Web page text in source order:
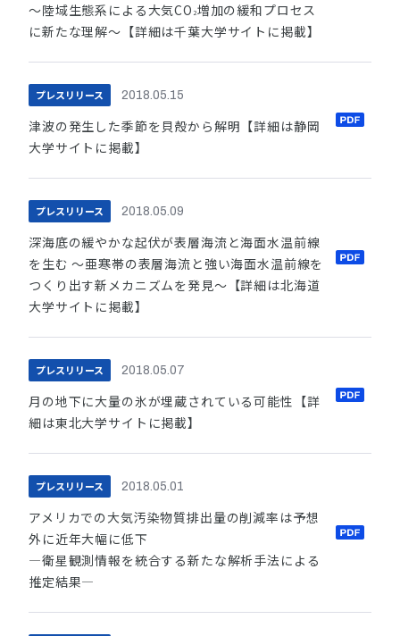
～陸域生態系による大気CO 2増加の緩和プロセス
に新たな理解～【詳細は千葉大学サイトに掲載】
プレスリリース 2018.05.15
津波の発生した季節を貝殻から解明【詳細は静岡
大学サイトに掲載】
プレスリリース 2018.05.09
深海底の緩やかな起伏が表層海流と海面水温前線
を生む ～亜寒帯の表層海流と強い海面水温前線を
つくり出す新メカニズムを発見～【詳細は北海道
大学サイトに掲載】
プレスリリース 2018.05.07
月の地下に大量の氷が埋蔵されている可能性【詳
細は東北大学サイトに掲載】
プレスリリース 2018.05.01
アメリカでの大気汚染物質排出量の削減率は予想
外に近年大幅に低下
―衛星観測情報を統合する新たな解析手法による
推定結果―